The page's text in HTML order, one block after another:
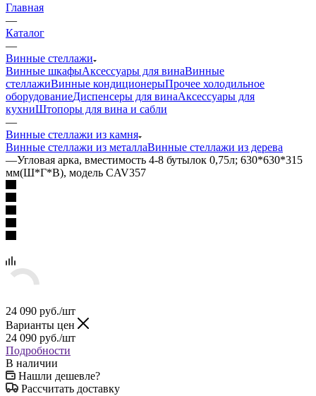
Главная
—
Каталог
—
Винные стеллажи
Винные шкафыАксессуары для винаВинные
стеллажиВинные кондиционерыПрочее холодильное
оборудованиеДиспенсеры для винаАксессуары для
кухниШтопоры для вина и сабли
—
Винные стеллажи из камня
Винные стеллажи из металлаВинные стеллажи из дерева
—Угловая арка, вместимость 4-8 бутылок 0,75л; 630*630*315
мм(Ш*Г*В), модель CAV357
24 090 руб./шт
Варианты цен
24 090 руб./шт
Подробности
В наличии
Нашли дешевле?
Рассчитать доставку